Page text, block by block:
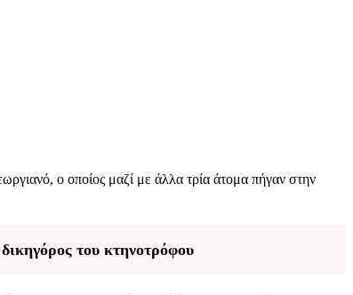
ο οποίος μαζί με άλλα τρία άτομα πήγαν στην
του κτηνοτρόφου